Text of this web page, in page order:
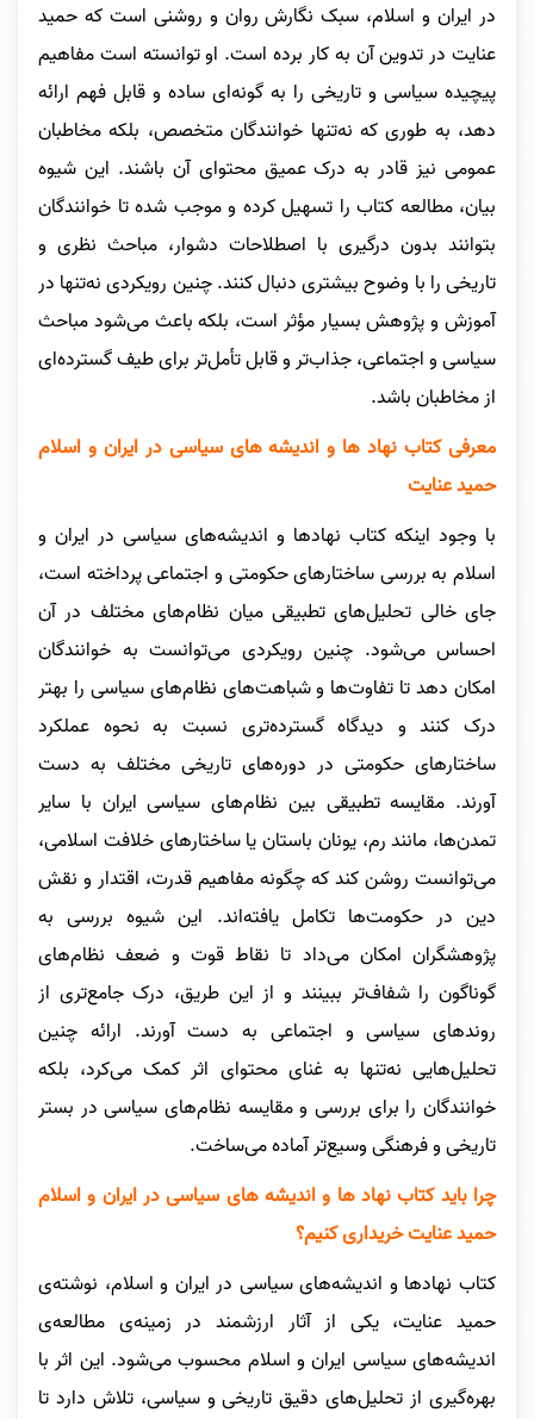
در ایران و اسلام، سبک نگارش روان و روشنی است که حمید
عنایت در تدوین آن به کار برده است. او توانسته است مفاهیم
پیچیده سیاسی و تاریخی را به گونه‌ای ساده و قابل فهم ارائه
دهد، به طوری که نه‌تنها خوانندگان متخصص، بلکه مخاطبان
عمومی نیز قادر به درک عمیق محتوای آن باشند. این شیوه
بیان، مطالعه کتاب را تسهیل کرده و موجب شده تا خوانندگان
بتوانند بدون درگیری با اصطلاحات دشوار، مباحث نظری و
تاریخی را با وضوح بیشتری دنبال کنند. چنین رویکردی نه‌تنها در
آموزش و پژوهش بسیار مؤثر است، بلکه باعث می‌شود مباحث
سیاسی و اجتماعی، جذاب‌تر و قابل تأمل‌تر برای طیف گسترده‌ای
از مخاطبان باشد.
معرفی کتاب نهاد ها و اندیشه های سیاسی در ایران و اسلام
حمید عنایت
با وجود اینکه کتاب نهادها و اندیشه‌های سیاسی در ایران و
اسلام به بررسی ساختارهای حکومتی و اجتماعی پرداخته است،
جای خالی تحلیل‌های تطبیقی میان نظام‌های مختلف در آن
احساس می‌شود. چنین رویکردی می‌توانست به خوانندگان
امکان دهد تا تفاوت‌ها و شباهت‌های نظام‌های سیاسی را بهتر
درک کنند و دیدگاه گسترده‌تری نسبت به نحوه عملکرد
ساختارهای حکومتی در دوره‌های تاریخی مختلف به دست
آورند. مقایسه تطبیقی بین نظام‌های سیاسی ایران با سایر
تمدن‌ها، مانند رم، یونان باستان یا ساختارهای خلافت اسلامی،
می‌توانست روشن کند که چگونه مفاهیم قدرت، اقتدار و نقش
دین در حکومت‌ها تکامل یافته‌اند. این شیوه بررسی به
پژوهشگران امکان می‌داد تا نقاط قوت و ضعف نظام‌های
گوناگون را شفاف‌تر ببینند و از این طریق، درک جامع‌تری از
روندهای سیاسی و اجتماعی به دست آورند. ارائه چنین
تحلیل‌هایی نه‌تنها به غنای محتوای اثر کمک می‌کرد، بلکه
خوانندگان را برای بررسی و مقایسه نظام‌های سیاسی در بستر
تاریخی و فرهنگی وسیع‌تر آماده می‌ساخت.
چرا باید کتاب نهاد ها و اندیشه های سیاسی در ایران و اسلام
حمید عنایت خریداری کنیم؟
کتاب نهادها و اندیشه‌های سیاسی در ایران و اسلام، نوشته‌ی
حمید عنایت، یکی از آثار ارزشمند در زمینه‌ی مطالعه‌ی
اندیشه‌های سیاسی ایران و اسلام محسوب می‌شود. این اثر با
بهره‌گیری از تحلیل‌های دقیق تاریخی و سیاسی، تلاش دارد تا